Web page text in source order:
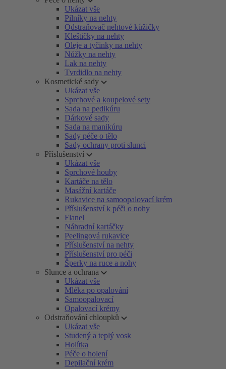
Ukázat vše
Pilníky na nehty
Odstraňovač nehtové kůžičky
Kleštičky na nehty
Oleje a tyčinky na nehty
Nůžky na nehty
Lak na nehty
Tvrdidlo na nehty
Kosmetické sady
Ukázat vše
Sprchové a koupelové sety
Sada na pedikúru
Dárkové sady
Sada na manikúru
Sady péče o tělo
Sady ochrany proti slunci
Příslušenství
Ukázat vše
Sprchové houby
Kartáče na tělo
Masážní kartáče
Rukavice na samoopalovací krém
Příslušenství k péči o nohy
Flanel
Náhradní kartáčky
Peelingová rukavice
Příslušenství na nehty
Příslušenství pro péči
Šperky na ruce a nohy
Slunce a ochrana
Ukázat vše
Mléka po opalování
Samoopalovací
Opalovací krémy
Odstraňování chloupků
Ukázat vše
Studený a teplý vosk
Holítka
Péče o holení
Depilační krém